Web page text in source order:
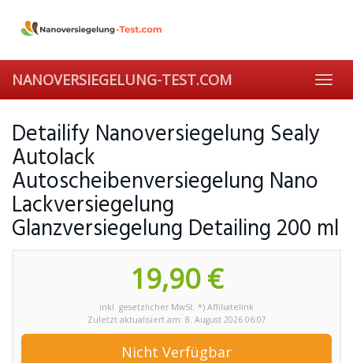
main
NANOVERSIEGELUNG-TEST.COM
Detailify Nanoversiegelung Sealy
Autolack
Autoscheibenversiegelung Nano
Lackversiegelung
Glanzversiegelung Detailing 200 ml
19,90 €
inkl. gesetzlicher MwSt. *) Affiliatelink
Zuletzt aktualisiert am: 8. August 2026 06:07
Nicht Verfügbar